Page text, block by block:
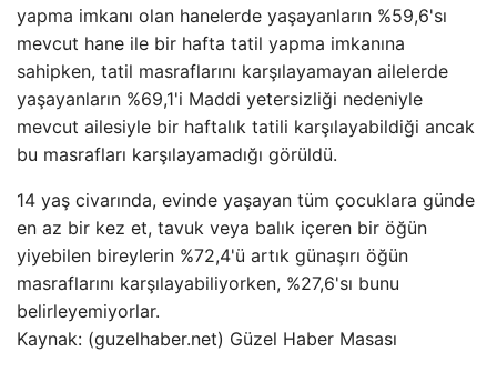
yapma imkanı olan hanelerde yaşayanların %59,6'sı
mevcut hane ile bir hafta tatil yapma imkanına
sahipken, tatil masraflarını karşılayamayan ailelerde
yaşayanların %69,1'i Maddi yetersizliği nedeniyle
mevcut ailesiyle bir haftalık tatili karşılayabildiği ancak
bu masrafları karşılayamadığı görüldü.
14 yaş civarında, evinde yaşayan tüm çocuklara günde
en az bir kez et, tavuk veya balık içeren bir öğün
yiyebilen bireylerin %72,4'ü artık günaşırı öğün
masraflarını karşılayabiliyorken, %27,6'sı bunu
belirleyemiyorlar.
Kaynak: (guzelhaber.net) Güzel Haber Masası